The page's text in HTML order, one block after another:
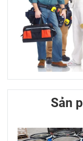
Sản